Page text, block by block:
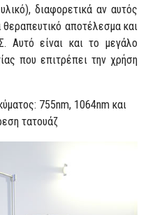
διαφορετικά αν αυτός
αποτέλεσμα και
είναι και το μεγάλο
που επιτρέπει την χρήση
755nm, 1064nm και
τατουάζ